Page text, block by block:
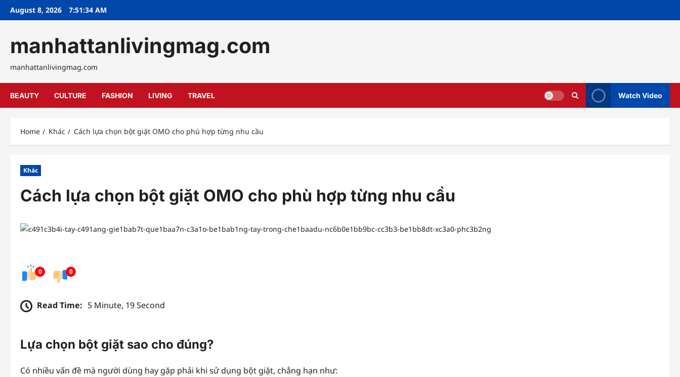
SkipAugust 8, 2026 7:51:36 AM
manhattanlivingmag.com
manhattanlivingmag.com
BEAUTY CULTURE FASHION LIVING TRAVEL Watch Video
Home Khác Cách lựa chọn bột giặt OMO cho phù hợp từng nhu cầu
Khác
Cách lựa chọn bột giặt OMO cho phù hợp từng nhu cầu
0 0
Read Time: 5 Minute, 19 Second
Lựa chọn bột giặt sao cho đúng?
Có nhiều vấn đề mà người dùng hay gặp phải khi sử dụng bột giặt, chẳng hạn như: